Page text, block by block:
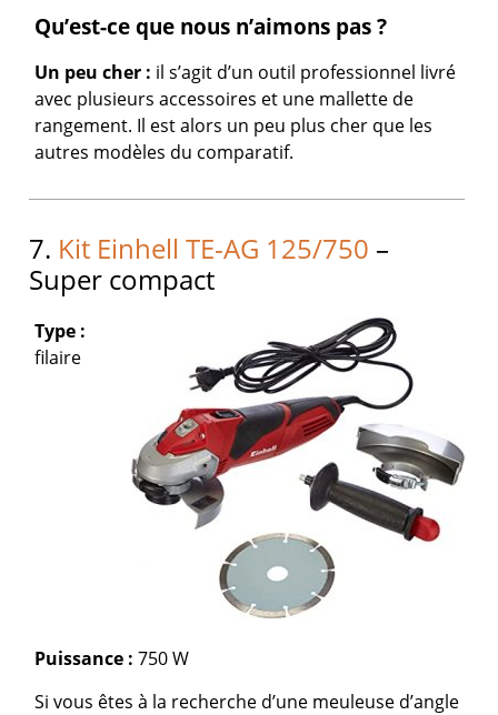
Qu’est-ce que nous n’aimons pas ?
Un peu cher : il s’agit d’un outil professionnel livré
avec plusieurs accessoires et une mallette de
rangement. Il est alors un peu plus cher que les
autres modèles du comparatif.
7. Kit Einhell TE-AG 125/750 –
Super compact
Type :
filaire
Puissance : 750 W
Si vous êtes à la recherche d’une meuleuse d’angle